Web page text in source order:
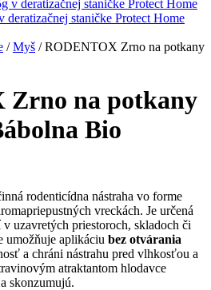
staničke Protect Home
/Myš / RODENTOX Zrno na potkany
Zrno na potkany
Bio
rodenticídna nástraha vo forme
vreckách. Je určená
uzavretých priestoroch, skladoch či
umožňuje aplikáciu bez otvárania
a chráni nástrahu pred vlhkosťou a
atraktantom hlodavce
skonzumujú.